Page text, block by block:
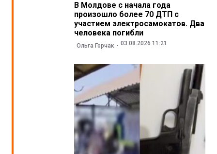
В Молдове с начала года
произошло более 70 ДТП с
участием электросамокатов. Два
человека погибли
Ольга Горчак 03.08.2026 11:21